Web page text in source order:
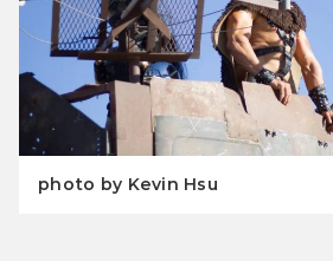
photo by Kevin Hsu